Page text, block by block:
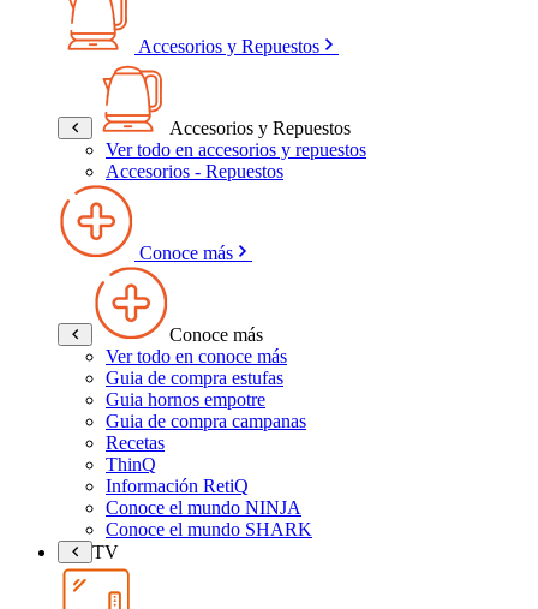
Accesorios y Repuestos
Accesorios y Repuestos
Ver todo en accesorios y repuestos
Accesorios - Repuestos
Conoce más
Conoce más
Ver todo en conoce más
Guia de compra estufas
Guia hornos empotre
Guia de compra campanas
Recetas
ThinQ
Información RetiQ
Conoce el mundo NINJA
Conoce el mundo SHARK
TV